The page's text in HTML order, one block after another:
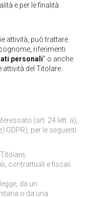
e per le finalità
attività, può trattare
riferimenti
personali” o anche
del Titolare.
(art. 24 lett. a),
GDPR), per le seguenti
contrattuali e fiscali
da un
o da una